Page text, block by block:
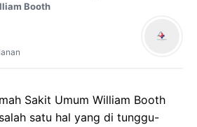
Booth
Sakit Umum William Booth
satu hal yang di tunggu-